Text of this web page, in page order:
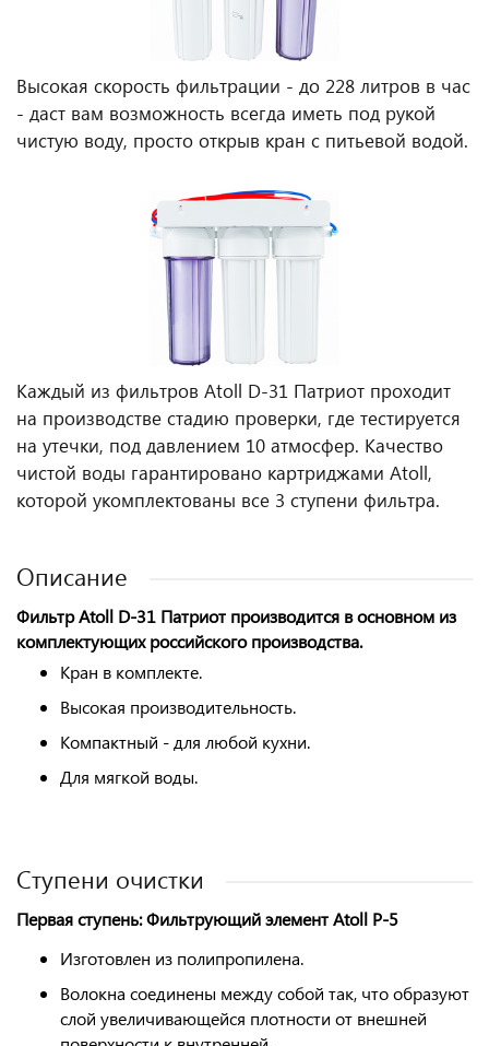
Высокая скорость фильтрации - до 228 литров в час
- даст вам возможность всегда иметь под рукой
чистую воду, просто открыв кран с питьевой водой.
Каждый из фильтров Atoll D-31 Патриот проходит
на производстве стадию проверки, где тестируется
на утечки, под давлением 10 атмосфер. Качество
чистой воды гарантировано картриджами Atoll,
которой укомплектованы все 3 ступени фильтра.
Описание
Фильтр Atoll D-31 Патриот производится в основном из
комплектующих российского производства.
Кран в комплекте.
Высокая производительность.
Компактный - для любой кухни.
Для мягкой воды.
Ступени очистки
Первая ступень: Фильтрующий элемент Atoll P-5
Изготовлен из полипропилена.
Волокна соединены между собой так, что образуют
слой увеличивающейся плотности от внешней